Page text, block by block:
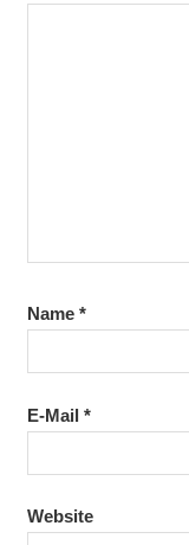
Name *
E-Mail *
Website